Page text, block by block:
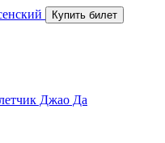
Джао Да